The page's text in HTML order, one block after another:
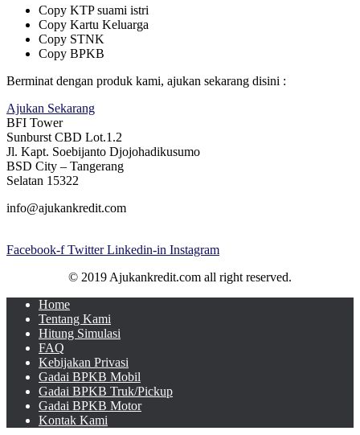
Copy KTP suami istri
Copy Kartu Keluarga
Copy STNK
Copy BPKB
Berminat dengan produk kami, ajukan sekarang disini :
Ajukan Sekarang
BFI Tower
Sunburst CBD Lot.1.2
Jl. Kapt. Soebijanto Djojohadikusumo
BSD City – Tangerang
Selatan 15322
info@ajukankredit.com
Facebook-f Twitter Linkedin-in Instagram
© 2019 Ajukankredit.com all right reserved.
Home
Tentang Kami
Hitung Simulasi
FAQ
Kebijakan Privasi
Gadai BPKB Mobil
Gadai BPKB Truk/Pickup
Gadai BPKB Motor
Kontak Kami